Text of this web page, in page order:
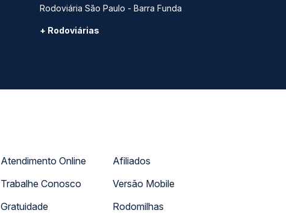
Rodoviária São Paulo - Barra Funda
+ Rodoviárias
Atendimento Online
Trabalhe Conosco
Gratuidade
Afiliados
Versão Mobile
Rodomilhas